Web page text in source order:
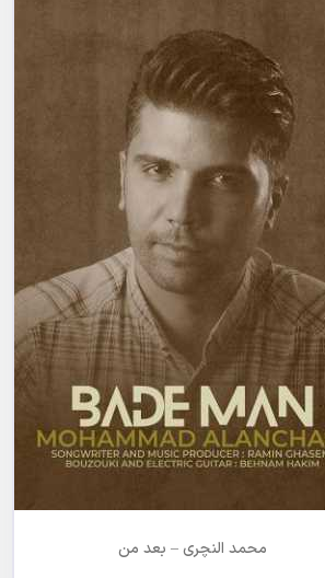
محمد النچری – بعد من